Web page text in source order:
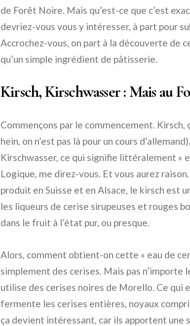
de Forêt Noire. Mais qu’est-ce que c’est
devriez-vous vous y intéresser, à part pour
Accrochez-vous, on part à la découverte de
qu’un simple ingrédient de pâtisserie.
Kirsch, Kirschwasser : Mais au
Commençons par le commencement. Kirsch,
hein, on n’est pas là pour un cours
Kirschwasser, ce qui signifie littéralement «
Logique, me direz-vous. Et vous aurez
produit en Suisse et en Alsace, le kirsch est
les liqueurs de cerise sirupeuses et rouges
dans le fruit à l’état pur, ou presque.
Alors, comment obtient-on cette « eau de
simplement des cerises. Mais pas
utilise des cerises noires de Morello. Ce qui
fermente les cerises entières, noyaux
ça devient intéressant, car ils apportent une